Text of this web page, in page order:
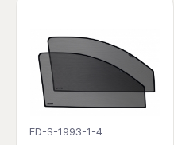
FD-S-1993-1-4